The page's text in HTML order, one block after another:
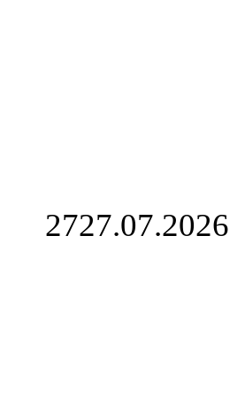
2727.07.2026